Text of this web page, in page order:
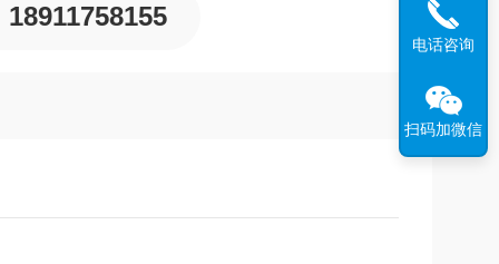
18911758155
电话咨询
扫码加微信